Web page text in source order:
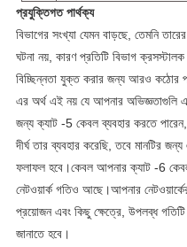
প্রযুক্তিগত পার্থক্য
বিভাগের সংখ্যা যেমন বাড়ছে, তেমনি
ঘটনা নয়, কারণ প্রতিটি বিভাগ
বিচ্ছিন্নতা যুক্ত করার জন্য আরও কঠোর
এর অর্থ এই নয় যে আপনার অভিজ্ঞতাগুলি
জন্য ক্যাট -5 কেবল ব্যবহার করতে
দীর্ঘ তার ব্যবহার করেছি, তবে মানটির
ফলাফল হবে।কেবল আপনার ক্যাট -6
নেটওয়ার্ক গতিও আছে।আপনার
প্রয়োজন এবং কিছু ক্ষেত্রে, উপলব্ধ গতিটি
জানাতে হবে।